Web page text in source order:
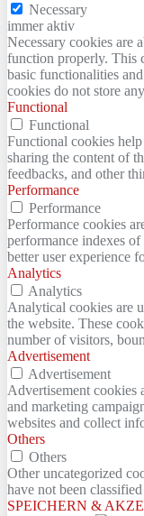
Necessary
immer aktiv
Necessary cookies are
function properly. This
basic functionalities
cookies do not store
Functional
Functional
Functional cookies
sharing the content of
feedbacks, and other
Performance
Performance
Performance cookies
performance indexes
better user experience
Analytics
Analytics
Analytical cookies are
the website. These
number of visitors,
Advertisement
Advertisement
Advertisement cookies
and marketing
websites and collect
Others
Others
Other uncategorized
have not been
SPEICHERN &